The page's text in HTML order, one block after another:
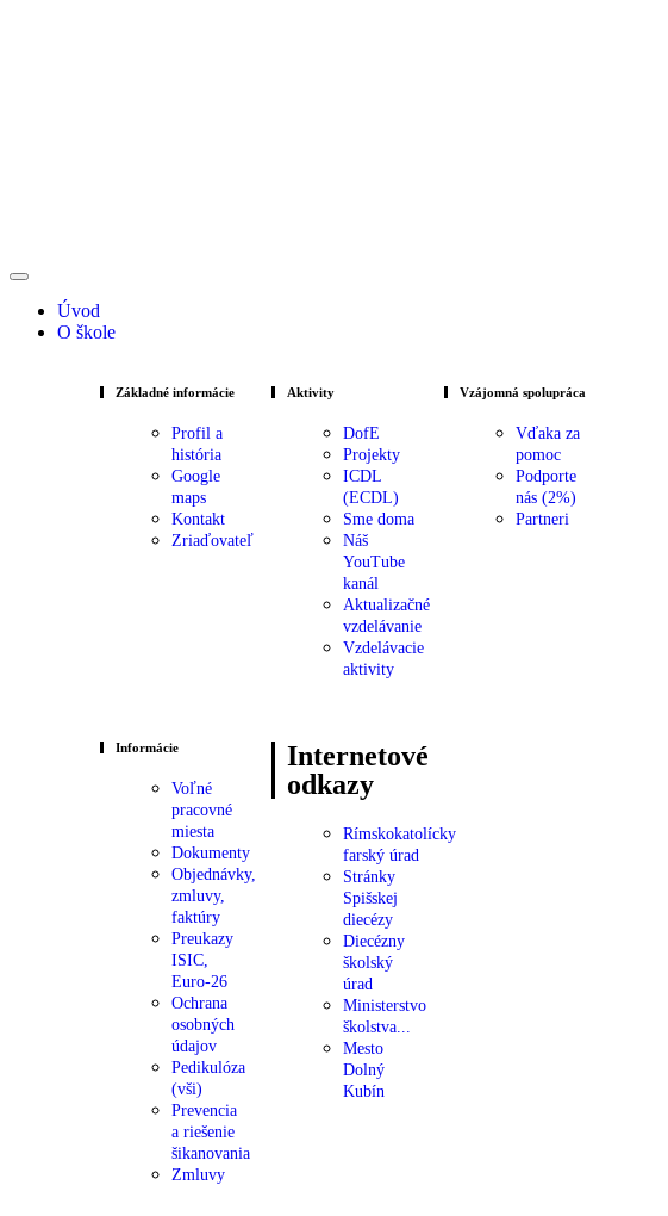
Úvod
O škole
Základné informácie
Profil a
história
Google
maps
Kontakt
Zriaďovateľ
Aktivity
DofE
Projekty
ICDL
(ECDL)
Sme doma
Náš
YouTube
kanál
Aktualizačné
vzdelávanie
Vzdelávacie
aktivity
Vzájomná spolupráca
Vďaka za
pomoc
Podporte
nás (2%)
Partneri
Informácie
Voľné
pracovné
miesta
Dokumenty
Objednávky,
zmluvy,
faktúry
Preukazy
ISIC,
Euro-26
Ochrana
osobných
údajov
Pedikulóza
(vši)
Prevencia
a riešenie
šikanovania
Zmluvy
Internetové
odkazy
Rímskokatolícky
farský úrad
Stránky
Spišskej
diecézy
Diecézny
školský
úrad
Ministerstvo
školstva...
Mesto
Dolný
Kubín